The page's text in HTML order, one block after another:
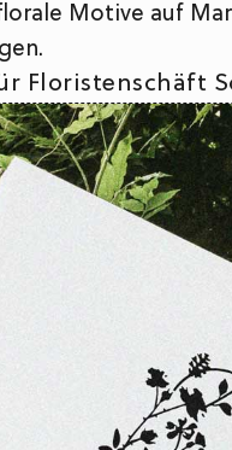
Motive auf